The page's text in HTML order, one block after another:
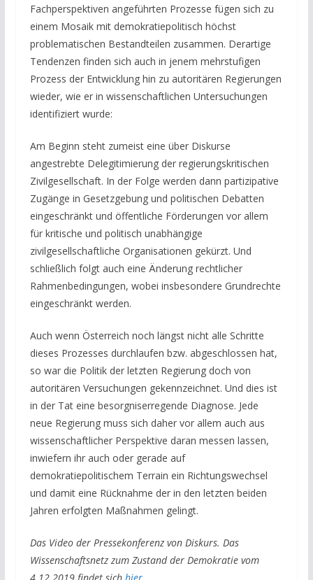
Fachperspektiven angeführten Prozesse fügen sich zu
einem Mosaik mit demokratiepolitisch höchst
problematischen Bestandteilen zusammen. Derartige
Tendenzen finden sich auch in jenem mehrstufigen
Prozess der Entwicklung hin zu autoritären Regierungen
wieder, wie er in wissenschaftlichen Untersuchungen
identifiziert wurde:
Am Beginn steht zumeist eine über Diskurse
angestrebte Delegitimierung der regierungskritischen
Zivilgesellschaft. In der Folge werden dann partizipative
Zugänge in Gesetzgebung und politischen Debatten
eingeschränkt und öffentliche Förderungen vor allem
für kritische und politisch unabhängige
zivilgesellschaftliche Organisationen gekürzt. Und
schließlich folgt auch eine Änderung rechtlicher
Rahmenbedingungen, wobei insbesondere Grundrechte
eingeschränkt werden.
Auch wenn Österreich noch längst nicht alle Schritte
dieses Prozesses durchlaufen bzw. abgeschlossen hat,
so war die Politik der letzten Regierung doch von
autoritären Versuchungen gekennzeichnet. Und dies ist
in der Tat eine besorgniserregende Diagnose. Jede
neue Regierung muss sich daher vor allem auch aus
wissenschaftlicher Perspektive daran messen lassen,
inwiefern ihr auch oder gerade auf
demokratiepolitischem Terrain ein Richtungswechsel
und damit eine Rücknahme der in den letzten beiden
Jahren erfolgten Maßnahmen gelingt.
Das Video der Pressekonferenz von Diskurs. Das
Wissenschaftsnetz zum Zustand der Demokratie vom